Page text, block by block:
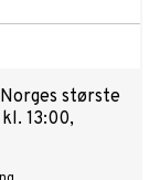
største
13:00,